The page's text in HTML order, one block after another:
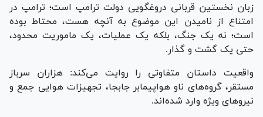
زبان نخستین قربانی دروغگویی دولت ترامپ است؛ ترامپ در
امتناع از نامیدن این موضوع به آنچه هست، محتاط بوده
است؛ نه یک جنگ، بلکه یک عملیات، یک ماموریت محدود،
حتی یک گشت و گذار.
واقعیت داستان متفاوتی را روایت می‌کند: هزاران سرباز
مستقر، گروه‌های ناو هواپیمابر جابجا، تجهیزات هوایی جمع‌ و
نیروهای ویژه وارد شده‌اند.